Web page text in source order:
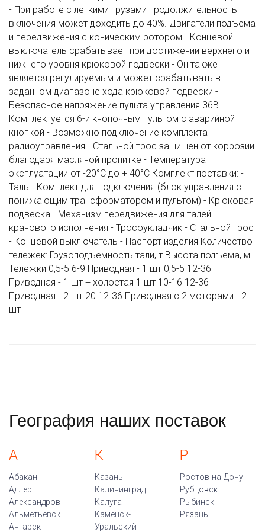
- При работе с легкими грузами продолжительность
включения может доходить до 40%. Двигатели подъема
и передвижения с коническим ротором - Концевой
выключатель срабатывает при достижении верхнего и
нижнего уровня крюковой подвески - Он также
является регулируемым и может срабатывать в
заданном диапазоне хода крюковой подвески -
Безопасное напряжение пульта управления 36В -
Комплектуется 6-и кнопочным пультом с аварийной
кнопкой - Возможно подключение комплекта
радиоуправления - Стальной трос защищен от коррозии
благодаря масляной пропитке - Температура
эксплуатации от -20°C до + 40°C Комплект поставки: -
Таль - Комплект для подключения (блок управления с
понижающим трансформатором и пультом) - Крюковая
подвеска - Механизм передвижения для талей
кранового исполнения - Тросоукладчик - Стальной трос
- Концевой выключатель - Паспорт изделия Количество
тележек: Грузоподъемность тали, т Высота подъема, м
Тележки 0,5-5 6-9 Приводная - 1 шт 0,5-5 12-36
Приводная - 1 шт + холостая 1 шт 10-16 12-36
Приводная - 2 шт 20 12-36 Приводная с 2 моторами - 2
шт
География наших поставок
А
Абакан
Адлер
Александров
Альметьевск
Ангарск
К
Казань
Калининград
Калуга
Каменск-
Уральский
Р
Ростов-на-Дону
Рубцовск
Рыбинск
Рязань